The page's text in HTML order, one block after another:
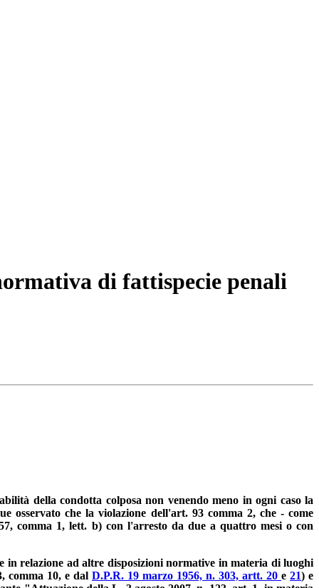
di fattispecie penali
della condotta colposa non venendo meno in ogni caso la
osservato che la violazione dell'art. 93 comma 2, che - come
comma 1, lett. b) con l'arresto da due a quattro mesi o con
in relazione ad altre disposizioni normative in materia di luoghi
comma 10, e dal D.P.R. 19 marzo 1956, n. 303, artt. 20 e 21) e